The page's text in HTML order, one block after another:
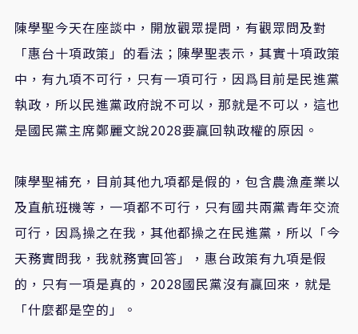
陳學聖今天在座談中，開放觀眾提問，有觀眾問及對
「惠台十項政策」的看法；陳學聖表示，其實十項政策
中，有九項不可行，只有一項可行，因爲目前是民進黨
執政，所以民進黨政府說不可以，那就是不可以，這也
是國民黨主席鄭麗文說2028要贏回執政權的原因。
陳學聖補充，目前其他九項都是假的，包含農漁產業以
及直航班機等，一項都不可行，只有國共兩黨青年交流
可行，因爲操之在我，其他都操之在民進黨，所以「今
天務實問我，我就務實回答」，惠台政策有九項是假
的，只有一項是真的，2028國民黨沒有贏回來，就是
「什麼都是空的」。